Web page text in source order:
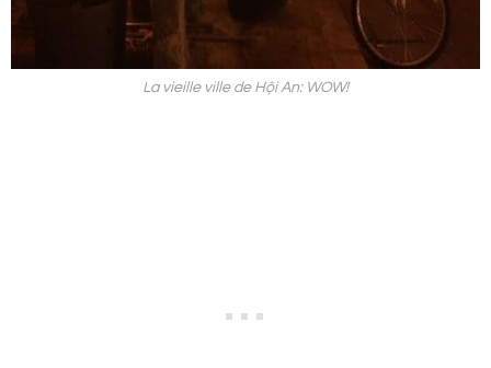
La vieille ville de Hội An: WOW!